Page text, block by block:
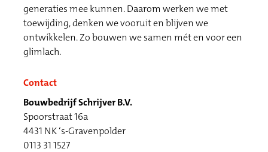
generaties mee kunnen. Daarom werken we met
toewijding, denken we vooruit en blijven we
ontwikkelen. Zo bouwen we samen mét en voor een
glimlach.
Contact
Bouwbedrijf Schrijver B.V.
Spoorstraat 16a
4431 NK ‘s-Gravenpolder
0113 31 1527